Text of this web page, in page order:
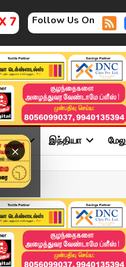
7 Follow Us On
×
இந்தியா